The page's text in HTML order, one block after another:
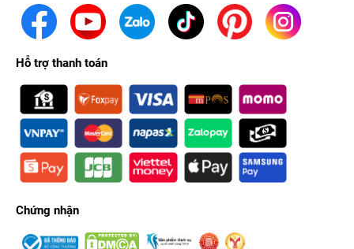
Màn hình iPhone 13 Pro
vẫn sử dụng tấm nền OLED với công
nghệ Super Retina XDR, cho độ phân giải 1170 x 2532 pixels,
mang lại khả năng hiển thị màu sắc tươi tắn với màu đen sâu
Hỗ trợ thanh toán
Chứng nhận